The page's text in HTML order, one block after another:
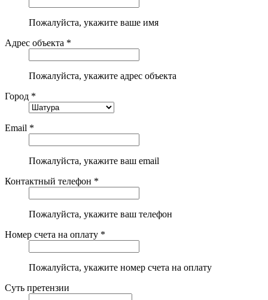
Пожалуйста, укажите ваше имя
Адрес объекта *
Пожалуйста, укажите адрес объекта
Город *
Email *
Пожалуйста, укажите ваш email
Контактный телефон *
Пожалуйста, укажите ваш телефон
Номер счета на оплату *
Пожалуйста, укажите номер счета на оплату
Суть претензии